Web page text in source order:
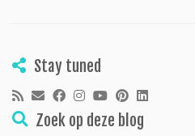
Stay tuned
Zoek op deze blog